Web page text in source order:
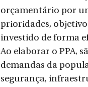
orçamentário por
prioridades,
investido de forma
Ao elaborar o PPA,
demandas da
segurança,